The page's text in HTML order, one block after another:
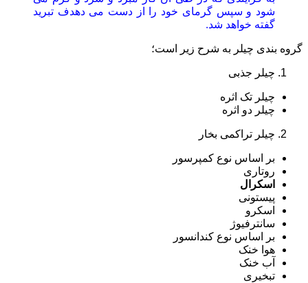
شود و سپس گرمای خود را از دست می دهدف تبرید
گفته خواهد شد.
گروه بندی چیلر به شرح زیر است؛
چیلر جذبی
چیلر تک اثره
چیلر دو اثره
چیلر تراکمی بخار
بر اساس نوع کمپرسور
روتاری
اسکرال
پیستونی
اسکرو
سانترفیوژ
بر اساس نوع کندانسور
هوا خنک
آب خنک
تبخیری